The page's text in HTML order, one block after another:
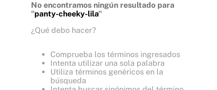
No encontramos ningún resultado para
"panty-cheeky-lila"
¿Qué debo hacer?
Comprueba los términos ingresados
Intenta utilizar una sola palabra
Utiliza términos genéricos en la
búsqueda